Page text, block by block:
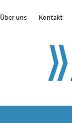
Über uns Kontakt